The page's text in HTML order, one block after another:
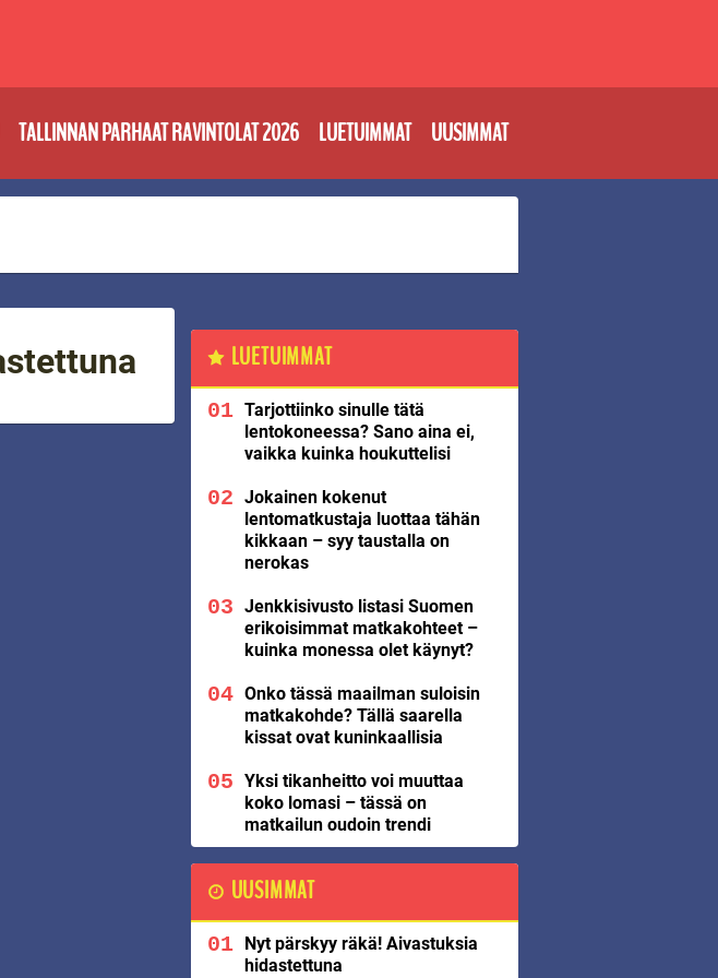
TALLINNAN PARHAAT RAVINTOLAT 2026 LUETUIMMAT UUSIMMAT
LUETUIMMAT
Tarjottiinko sinulle tätä
lentokoneessa? Sano aina ei,
vaikka kuinka houkuttelisi
Jokainen kokenut
lentomatkustaja luottaa tähän
kikkaan – syy taustalla on
nerokas
Jenkkisivusto listasi Suomen
erikoisimmat matkakohteet –
kuinka monessa olet käynyt?
Onko tässä maailman suloisin
matkakohde? Tällä saarella
kissat ovat kuninkaallisia
Yksi tikanheitto voi muuttaa
koko lomasi – tässä on
matkailun oudoin trendi
UUSIMMAT
Nyt pärskyy räkä! Aivastuksia
hidastettuna